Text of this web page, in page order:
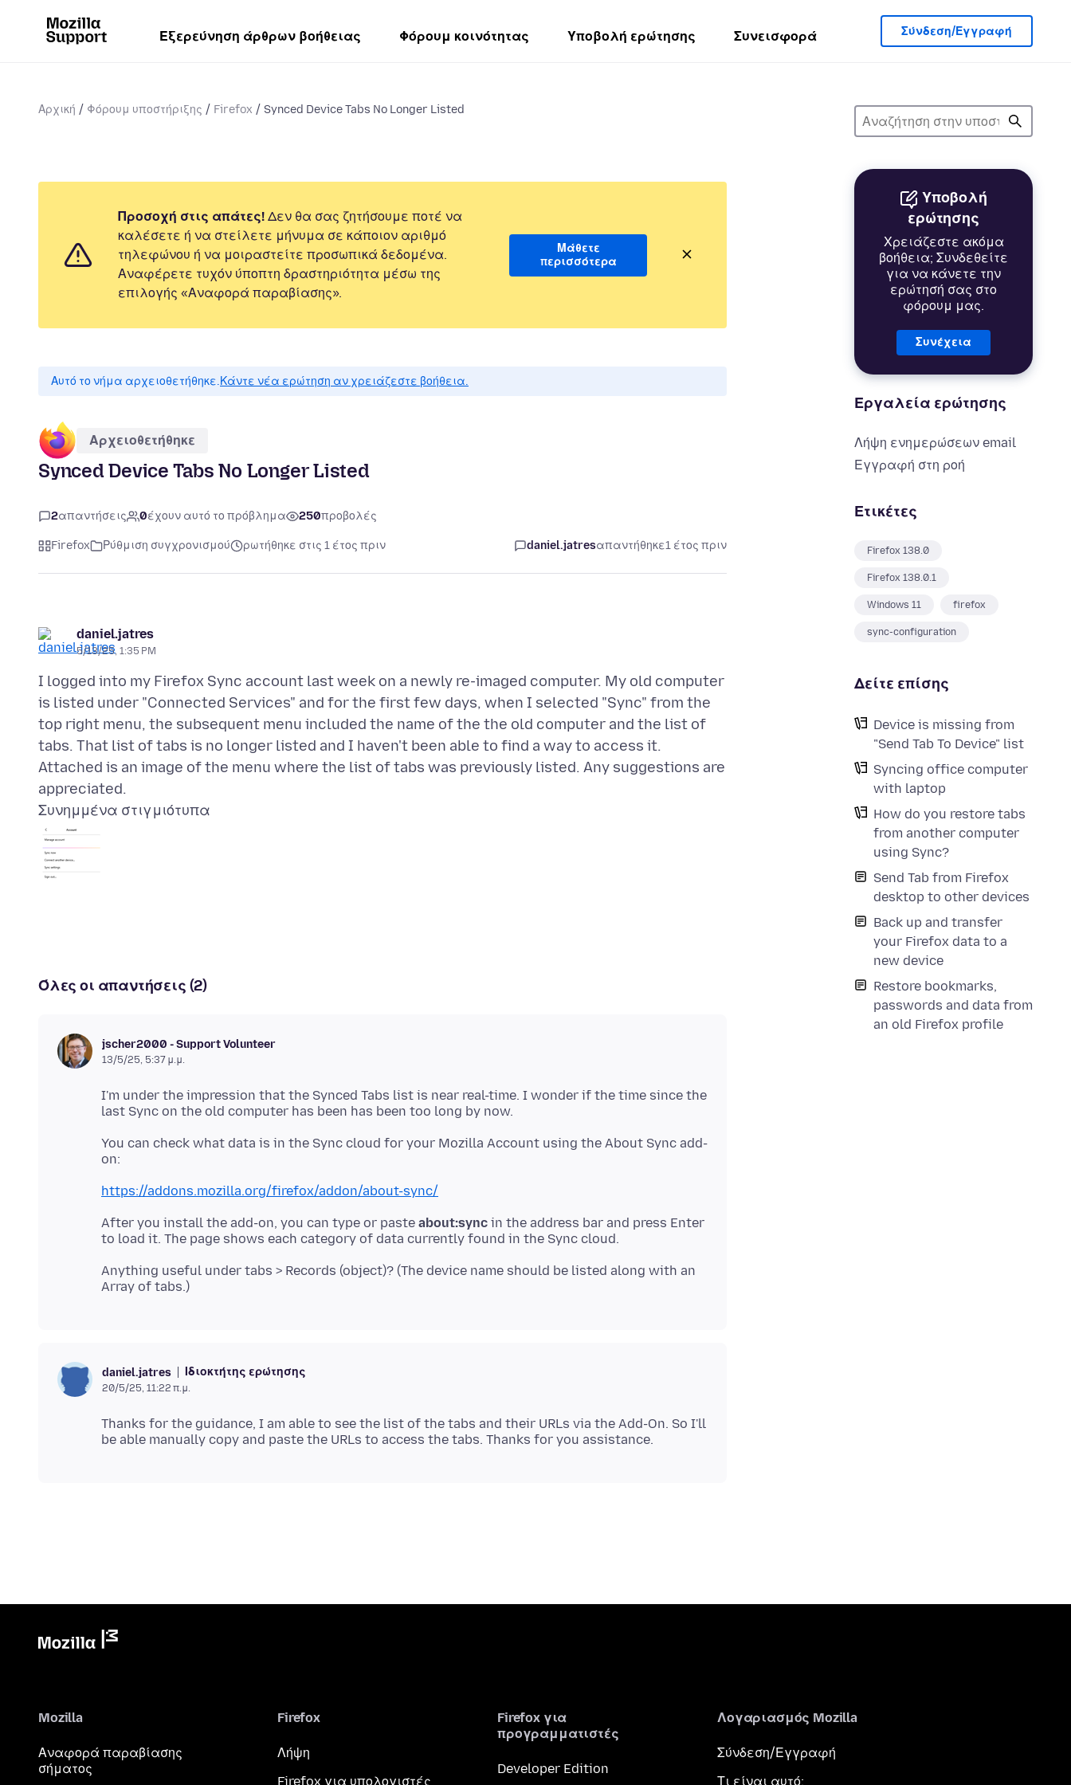
Εξερεύνηση άρθρων βοήθειας Φόρουμ κοινότητας Υποβολή ερώτησης Συνεισφορά Σύνδεση/Εγγραφή
Αρχική Φόρουμ υποστήριξης Firefox Synced Device Tabs No Longer Listed
Υποβολή
ερώτησης
Χρειάζεστε ακόμα
βοήθεια; Συνδεθείτε
για να κάνετε την
ερώτησή σας στο
φόρουμ μας.
Συνέχεια
Εργαλεία ερώτησης
Λήψη ενημερώσεων email
Εγγραφή στη ροή
Ετικέτες
Firefox 138.0
Firefox 138.0.1
Windows 11 firefox
sync-configuration
Δείτε επίσης
Device is missing from
"Send Tab To Device" list
Syncing office computer
with laptop
How do you restore tabs
from another computer
using Sync?
Send Tab from Firefox
desktop to other devices
Back up and transfer
your Firefox data to a
new device
Restore bookmarks,
passwords and data from
an old Firefox profile
Προσοχή στις απάτες! Δεν θα σας ζητήσουμε ποτέ να
καλέσετε ή να στείλετε μήνυμα σε κάποιον αριθμό
τηλεφώνου ή να μοιραστείτε προσωπικά δεδομένα.
Αναφέρετε τυχόν ύποπτη δραστηριότητα μέσω της
επιλογής «Αναφορά παραβίασης».
Μάθετε
περισσότερα
Αυτό το νήμα αρχειοθετήθηκε.Κάντε νέα ερώτηση αν χρειάζεστε βοήθεια.
Αρχειοθετήθηκε
Synced Device Tabs No Longer Listed
2απαντήσεις 0έχουν αυτό το πρόβλημα 250προβολές
Firefox Ρύθμιση συγχρονισμού ρωτήθηκε στις 1 έτος πριν daniel.jatresαπαντήθηκε1 έτος πριν
daniel.jatres
5/13/25, 1:35 PM
I logged into my Firefox Sync account last week on a newly re-imaged computer. My old computer
is listed under "Connected Services" and for the first few days, when I selected "Sync" from the
top right menu, the subsequent menu included the name of the the old computer and the list of
tabs. That list of tabs is no longer listed and I haven't been able to find a way to access it.
Attached is an image of the menu where the list of tabs was previously listed. Any suggestions are
Συνημμένα στιγμιότυπα
Όλες οι απαντήσεις (2)
jscher2000 - Support Volunteer
13/5/25, 5:37 μ.μ.
I'm under the impression that the Synced Tabs list is near real-time. I wonder if the time since the
You can check what data is in the Sync cloud for your Mozilla Account using the About Sync add-
https://addons.mozilla.org/firefox/addon/about-sync/
After you install the add-on, you can type or paste about:sync in the address bar and press Enter
Anything useful under tabs > Records (object)? (The device name should be listed along with an
daniel.jatres Ιδιοκτήτης ερώτησης
20/5/25, 11:22 π.μ.
Thanks for the guidance, I am able to see the list of the tabs and their URLs via the Add-On. So I'll
Mozilla
Αναφορά παραβίασης
σήματος
Firefox
Λήψη
Firefox για υπολογιστές
Firefox για
προγραμματιστές
Developer Edition
Λογαριασμός Mozilla
Σύνδεση/Εγγραφή
Τι είναι αυτό;